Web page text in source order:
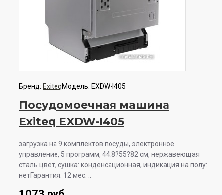
Бренд: ExiteqМодель: EXDW-I405
Посудомоечная машина
Exiteq EXDW-I405
загрузка на 9 комплектов посуды, электронное
управление, 5 программ, 44.8?55?82 см, нержавеющая
сталь цвет, сушка: конденсационная, индикация на полу:
нетГарантия: 12 мес. ..